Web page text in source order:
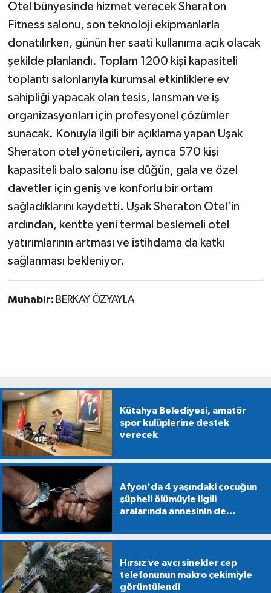
Otel bünyesinde hizmet verecek Sheraton
Fitness salonu, son teknoloji ekipmanlarla
donatılırken, günün her saati kullanıma açık olacak
şekilde planlandı. Toplam 1200 kişi kapasiteli
toplantı salonlarıyla kurumsal etkinliklere ev
sahipliği yapacak olan tesis, lansman ve iş
organizasyonları için profesyonel çözümler
sunacak. Konuyla ilgili bir açıklama yapan Uşak
Sheraton otel yöneticileri, ayrıca 570 kişi
kapasiteli balo salonu ise düğün, gala ve özel
davetler için geniş ve konforlu bir ortam
sağladıklarını kaydetti. Uşak Sheraton Otel’in
ardından, kentte yeni termal beslemeli otel
yatırımlarının artması ve istihdama da katkı
sağlanması bekleniyor.
Muhabir: BERKAY ÖZYAYLA
Kütahya Belediyesi, amatör
spor kulüplerine destek
verecek
Afyon'da 4 yaşındaki çocuğun
şüpheli ölümüyle ilgili
aralarında annesinin de
Hırsız ve avcı sinekler cep
telefonunun makro çekimiyle
görüntülendi